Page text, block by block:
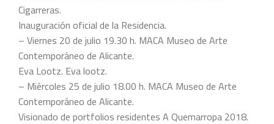
Cigarreras.
Inauguración oficial de la Residencia.
– Viernes 20 de julio 19.30 h. MACA Museo de Arte
Contemporáneo de Alicante.
Eva Lootz. Eva lootz.
– Miércoles 25 de julio 18.00 h. MACA Museo de Arte
Contemporáneo de Alicante.
Visionado de portfolios residentes A Quemarropa 2018.